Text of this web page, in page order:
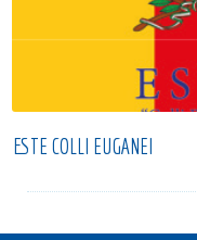
ESTE COLLI EUGANEI